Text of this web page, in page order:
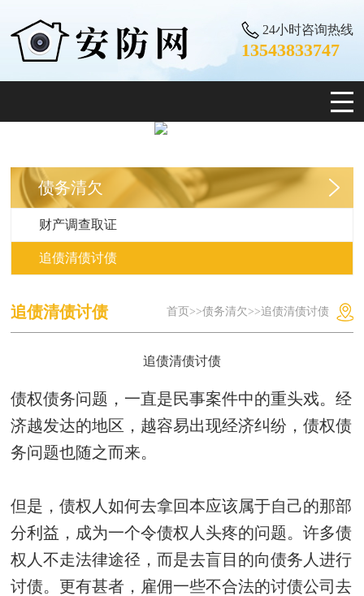
24小时咨询热线
13543833747
债务清欠
财产调查取证
追债清债讨债
追债清债讨债 首页 >>债务清欠 >>追债清债讨债
追债清债讨债
债权债务问题，一直是民事案件中的重头戏。经
济越发达的地区，越容易出现经济纠纷，债权债
务问题也随之而来。
但是，债权人如何去拿回本应该属于自己的那部
分利益，成为一个令债权人头疼的问题。许多债
权人不走法律途径，而是去盲目的向债务人进行
讨债。更有甚者，雇佣一些不合法的讨债公司去